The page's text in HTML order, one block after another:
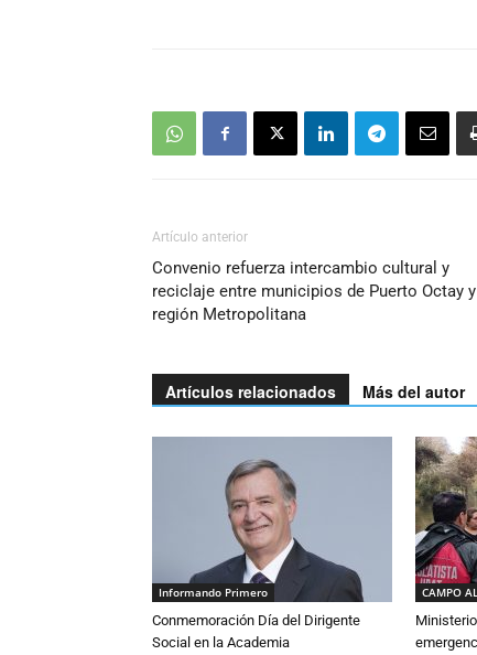
Artículo anterior
Convenio refuerza intercambio cultural y
reciclaje entre municipios de Puerto Octay y
región Metropolitana
Artículos relacionados Más del autor
Informando Primero
Conmemoración Día del Dirigente
Social en la Academia
CAMPO